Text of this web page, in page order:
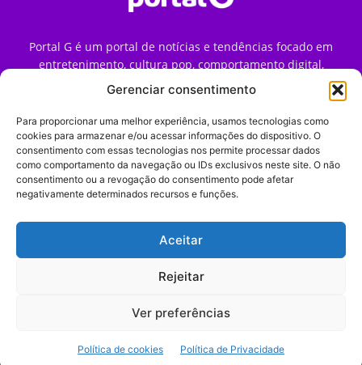
Gerenciar consentimento
Para proporcionar uma melhor experiência, usamos tecnologias como
cookies para armazenar e/ou acessar informações do dispositivo. O
consentimento com essas tecnologias nos permite processar dados
como comportamento da navegação ou IDs exclusivos neste site. O não
consentimento ou a revogação do consentimento pode afetar
negativamente determinados recursos e funções.
Aceitar
Rejeitar
Ver preferências
Política de cookies Política de Privacidade
Portal G é um portal de notícias e tendências focado em
entretenimento, cultura pop, comportamento digital,
streaming, games e iniciativas de marca que impactam a
forma como o público vive e consome internet no Brasil.
Contato:contato@portalg.com.br
Início Sobre
Termos de Uso
Política de Privacidade
Contato
tendências de consumo, marketing e comportamento digital.